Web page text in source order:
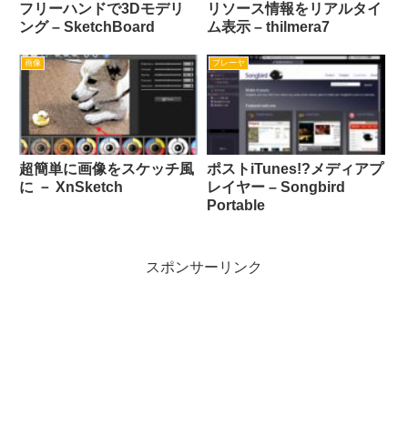
フリーハンドで3Dモデリ
ング – SketchBoard
リソース情報をリアルタイ
ム表示 – thilmera7
画像
超簡単に画像をスケッチ風
に － XnSketch
プレーヤ
ポストiTunes!?メディアプ
レイヤー – Songbird
Portable
スポンサーリンク